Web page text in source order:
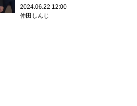
2024.06.22 12:00
仲田しんじ